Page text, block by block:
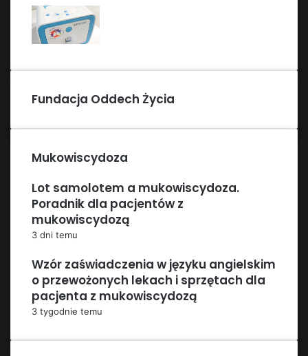
Fundacja Oddech Życia
Mukowiscydoza
Lot samolotem a mukowiscydoza.
Poradnik dla pacjentów z
mukowiscydozą
3 dni temu
Wzór zaświadczenia w języku angielskim
o przewożonych lekach i sprzętach dla
pacjenta z mukowiscydozą
3 tygodnie temu